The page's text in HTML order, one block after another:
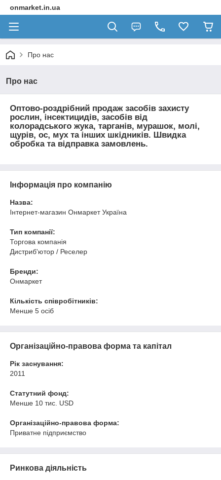
onmarket.in.ua
Про нас
Про нас
Оптово-роздрібний продаж засобів захисту
рослин, інсектицидів, засобів від
колорадського жука, тарганів, мурашок, молі,
щурів, ос, мух та інших шкідників. Швидка
обробка та відправка замовлень.
Інформація про компанію
Назва:
Інтернет-магазин Онмаркет Україна
Тип компанії:
Торгова компанія
Дистриб'ютор / Реселер
Бренди:
Онмаркет
Кількість співробітників:
Менше 5 осіб
Організаційно-правова форма та капітал
Рік заснування:
2011
Статутний фонд:
Менше 10 тис. USD
Організаційно-правова форма:
Приватне підприємство
Ринкова діяльність